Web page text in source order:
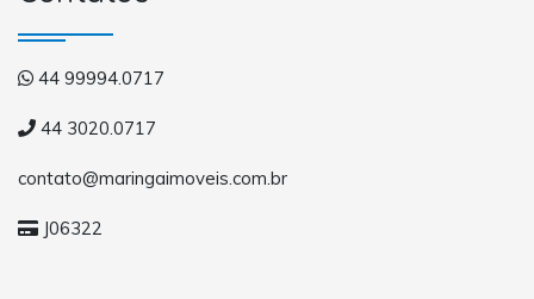
44 99994.0717
44 3020.0717
contato@maringaimoveis.com.br
J06322